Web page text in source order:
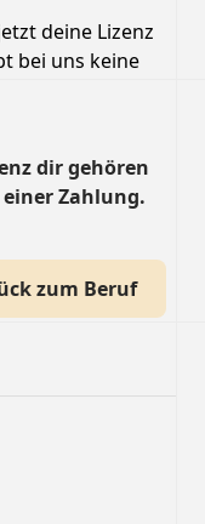
deine Lizenz
bei uns keine
dir gehören
Zahlung.
zum Beruf